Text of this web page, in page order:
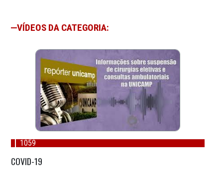
VÍDEOS DA CATEGORIA:
1059
COVID-19